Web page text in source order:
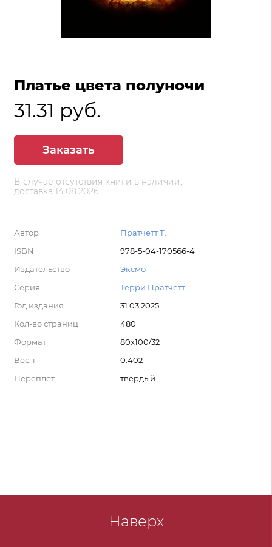
Платье цвета полуночи
31.31 руб.
Заказать
В случае отсутствия книги в наличии,
доставка 14.08.2026
Автор
Пратчетт Т.
ISBN
978-5-04-170566-4
Издательство
Эксмо
Серия
Терри Пратчетт
Год издания
31.03.2025
Кол-во страниц
480
Формат
80x100/32
Вес, г
0.402
Переплет
твердый
Наверх